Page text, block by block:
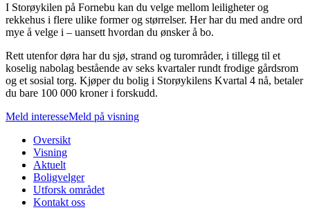
I Storøykilen på Fornebu kan du velge mellom leiligheter og
rekkehus i flere ulike former og størrelser. Her har du med andre ord
mye å velge i – uansett hvordan du ønsker å bo.
Rett utenfor døra har du sjø, strand og turområder, i tillegg til et
koselig nabolag bestående av seks kvartaler rundt frodige gårdsrom
og et sosial torg. Kjøper du bolig i Storøykilens Kvartal 4 nå, betaler
du bare 100 000 kroner i forskudd.
Meld interesseMeld på visning
Oversikt
Visning
Aktuelt
Boligvelger
Utforsk området
Kontakt oss